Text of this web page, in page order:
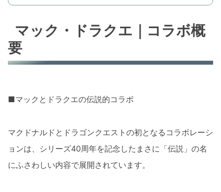
マック・ドラクエ｜コラボ概
要
■マックとドラクエの伝説的コラボ
マクドナルドとドラゴンクエストの初となるコラボレーシ
ョンは、シリーズ40周年を記念したまさに「伝説」の名
にふさわしい内容で展開されています。